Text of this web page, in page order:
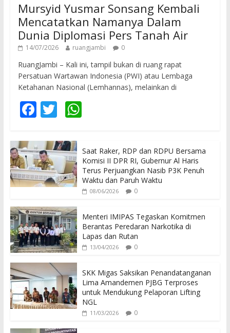
Mursyid Yusmar Sonsang Kembali
Mencatatkan Namanya Dalam
Dunia Diplomasi Pers Tanah Air
14/07/2026 ruangjambi 0
RuangJambi – Kali ini, tampil bukan di ruang rapat
Persatuan Wartawan Indonesia (PWI) atau Lembaga
Ketahanan Nasional (Lemhannas), melainkan di
F
e
b
o
o
k
T
itt
er
W
s
A
p
Saat Raker, RDP dan RDPU Bersama
Komisi II DPR RI, Gubernur Al Haris
Terus Perjuangkan Nasib P3K Penuh
Waktu dan Paruh Waktu
08/06/2026 0
Menteri IMIPAS Tegaskan Komitmen
Berantas Peredaran Narkotika di
Lapas dan Rutan
13/04/2026 0
SKK Migas Saksikan Penandatanganan
Lima Amandemen PJBG Terproses
untuk Mendukung Pelaporan Lifting
NGL
11/03/2026 0